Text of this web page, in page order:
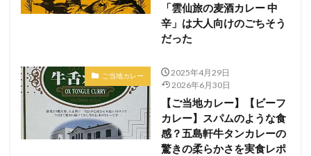
「雲仙旅の麦酒カレー 中
辛」は大人向けのごちそう
だった
ご当地カレー
2025年4月29日
2026年6月30日
【ご当地カレー】【ビーフ
カレー】スパムのような食
感？五島軒牛タンカレーの
驚きの柔らかさを実食レポ